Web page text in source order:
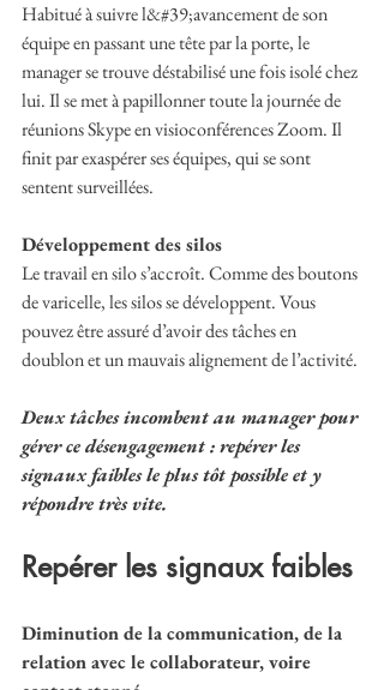
Habitué à suivre l&#39;avancement de son
équipe en passant une tête par la porte, le
manager se trouve déstabilisé une fois isolé chez
lui. Il se met à papillonner toute la journée de
réunions Skype en visioconférences Zoom. Il
finit par exaspérer ses équipes, qui se sont
sentent surveillées.
Développement des silos
Le travail en silo s’accroît. Comme des boutons
de varicelle, les silos se développent. Vous
pouvez être assuré d’avoir des tâches en
doublon et un mauvais alignement de l’activité.
Deux tâches incombent au manager pour
gérer ce désengagement : repérer les
signaux faibles le plus tôt possible et y
répondre très vite.
Repérer les signaux faibles
Diminution de la communication, de la
relation avec le collaborateur, voire